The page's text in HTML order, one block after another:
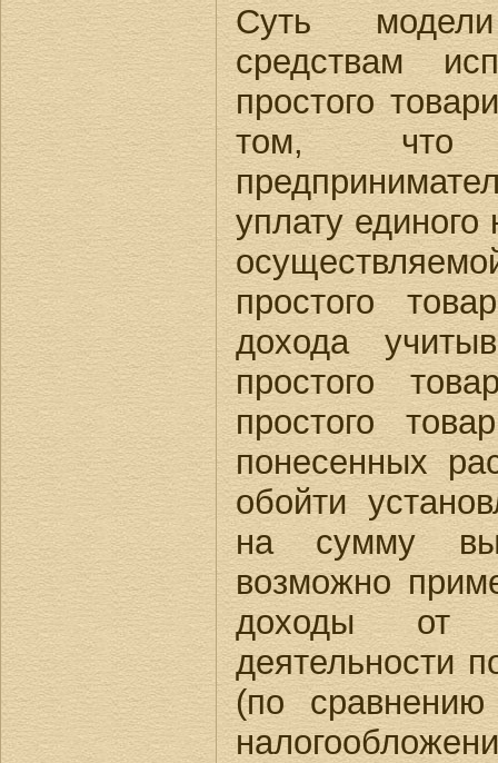
Суть
средствам
простого
том, что
уплату единого
простого
дохода
простого
простого
понесенных
обойти
на сумму
возможно
доходы от
деятельности
(по